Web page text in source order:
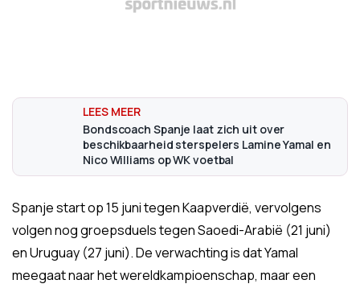
Bondscoach Spanje laat zich uit over
beschikbaarheid sterspelers Lamine Yamal en
Nico Williams op WK voetbal
Spanje start op 15 juni tegen Kaapverdië, vervolgens
volgen nog groepsduels tegen Saoedi-Arabië (21 juni)
en Uruguay (27 juni). De verwachting is dat Yamal
meegaat naar het wereldkampioenschap, maar een